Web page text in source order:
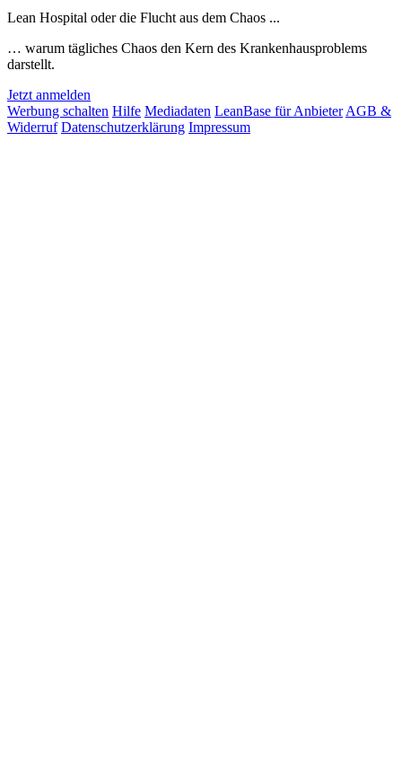
Lean Hospital oder die Flucht aus dem Chaos ...
… warum tägliches Chaos den Kern des Krankenhausproblems
darstellt.
Jetzt anmelden
Werbung schalten Hilfe Mediadaten LeanBase für Anbieter AGB &
Widerruf Datenschutzerklärung Impressum